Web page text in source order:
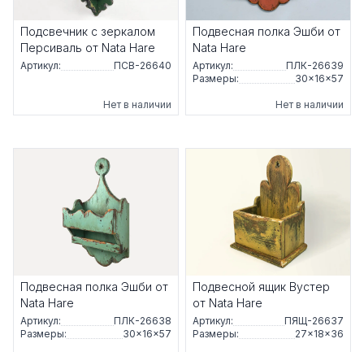
Подсвечник с зеркалом
Персиваль от Nata Hare
Артикул: ПСВ-26640
Нет в наличии
Подвесная полка Эшби от
Nata Hare
Артикул:
ПЛК-26639
Размеры:
30×16×57
Нет в наличии
Подвесная полка Эшби от
Nata Hare
Артикул:
ПЛК-26638
Размеры:
30×16×57
Подвесной ящик Вустер
от Nata Hare
Артикул:
ПЯЩ-26637
Размеры:
27×18×36